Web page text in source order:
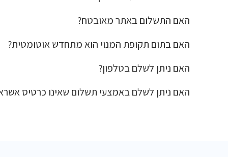
האם התשלום באתר מאובטח?
האם בתום תקופת המנוי הוא מתחדש אוטומטית?
האם ניתן לשלם בטלפון?
האם ניתן לשלם באמצעי תשלום שאינו כרטיס